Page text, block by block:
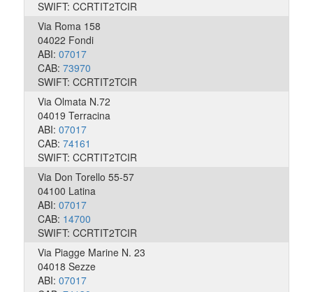
SWIFT: CCRTIT2TCIR
Via Roma 158
04022 Fondi
ABI: 07017
CAB: 73970
SWIFT: CCRTIT2TCIR
Via Olmata N.72
04019 Terracina
ABI: 07017
CAB: 74161
SWIFT: CCRTIT2TCIR
Via Don Torello 55-57
04100 Latina
ABI: 07017
CAB: 14700
SWIFT: CCRTIT2TCIR
Via Piagge Marine N. 23
04018 Sezze
ABI: 07017